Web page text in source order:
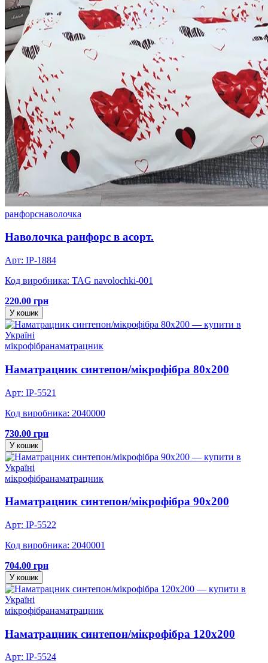
ранфорснаволочка
Наволочка ранфорс в асорт.
Арт: IP-1884
Код виробника: TAG navolochki-001
220.00 грн
У кошик
мікрофібранаматрацник
Наматрацник синтепон/мікрофібра 80х200
Арт: IP-5521
Код виробника: 2040000
730.00 грн
У кошик
мікрофібранаматрацник
Наматрацник синтепон/мікрофібра 90х200
Арт: IP-5522
Код виробника: 2040001
704.00 грн
У кошик
мікрофібранаматрацник
Наматрацник синтепон/мікрофібра 120х200
Арт: IP-5524